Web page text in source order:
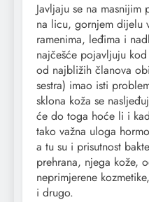
Javljaju se na
na licu, gornjem dijelu
ramenima, leđima i
najčešće pojavljuju
od najbližih članova
sestra) imao isti
sklona koža se
će do toga hoće li i
tako važna uloga
a tu su i prisutnost
prehrana, njega kože,
neprimjerene
i drugo.